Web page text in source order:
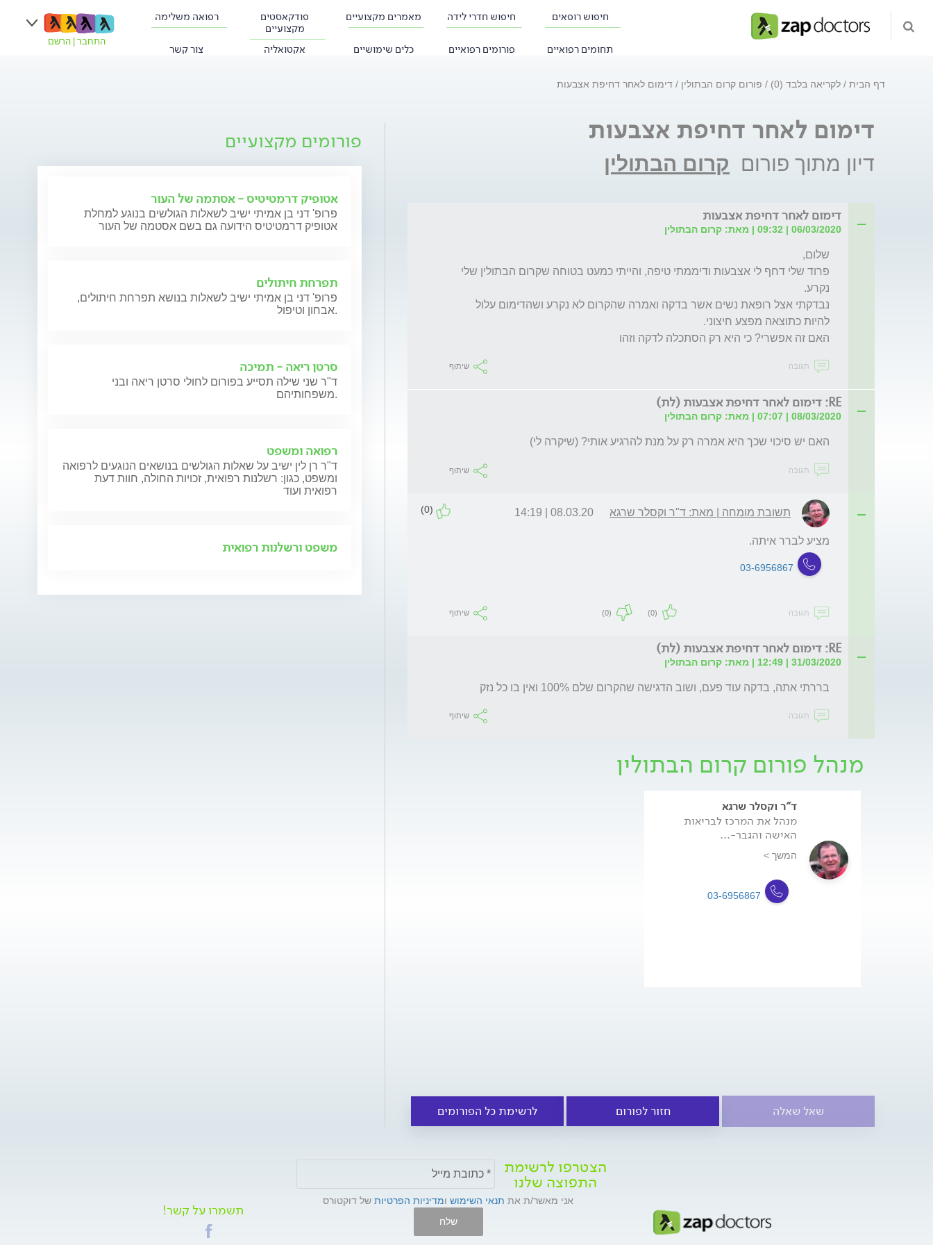
חיפוש רופאים חיפוש חדרי לידה מאמרים מקצועיים
פודקאסטים
מקצועיים
רפואה משלימה
תחומים רפואיים פורומים רפואיים כלים שימושיים אקטואליה צור קשר
התחבר הרשם
דף הבית לקריאה בלבד (0) פורום קרום הבתולין דימום לאחר דחיפת אצבעות
דימום לאחר דחיפת אצבעות
דיון מתוך פורום קרום הבתולין
דימום לאחר דחיפת אצבעות
06/03/2020 | 09:32 | מאת: קרום הבתולין
האם זה אפשרי? כי היא רק הסתכלה לדקה וזהו
תגובה שיתוף
RE: דימום לאחר דחיפת אצבעות (לת)
08/03/2020 | 07:07 | מאת: קרום הבתולין
האם יש סיכוי שכך היא אמרה רק על מנת להרגיע אותי? (שיקרה לי)
תגובה שיתוף
תשובת מומחה | מאת: ד"ר וקסלר שרגא 08.03.20 | 14:19
(0)
מציע לברר איתה.
03-6956867
תגובה (0)
(0) שיתוף
RE: דימום לאחר דחיפת אצבעות (לת)
31/03/2020 | 12:49 | מאת: קרום הבתולין
בררתי אתה, בדקה עוד פעם, ושוב הדגישה שהקרום שלם 100% ואין בו כל נזק
תגובה שיתוף
מנהל פורום קרום הבתולין
ד"ר וקסלר שרגא
מנהל את המרכז לבריאות
האישה והגבר-...
המשך >
03-6956867
שאל שאלה חזור לפורום לרשימת כל הפורומים
פורומים מקצועיים
אטופיק דרמטיטיס - אסתמה של העור
פרופ' דני בן אמיתי ישיב לשאלות הגולשים בנוגע למחלת
אטופיק דרמטיטיס הידועה גם בשם אסטמה של העור
תפרחת חיתולים
פרופ' דני בן אמיתי ישיב לשאלות בנושא תפרחת חיתולים,
אבחון וטיפול.
סרטן ריאה - תמיכה
ד"ר שני שילה תסייע בפורום לחולי סרטן ריאה ובני
משפחותיהם.
רפואה ומשפט
ד"ר רן לין ישיב על שאלות הגולשים בנושאים הנוגעים לרפואה
ומשפט, כגון: רשלנות רפואית, זכויות החולה, חוות דעת
רפואית ועוד
משפט ורשלנות רפואית
הצטרפו לרשימת
התפוצה שלנו
אני מאשר/ת את תנאי השימוש ומדיניות הפרטיות של דוקטורס
שלח
תשמרו על קשר!